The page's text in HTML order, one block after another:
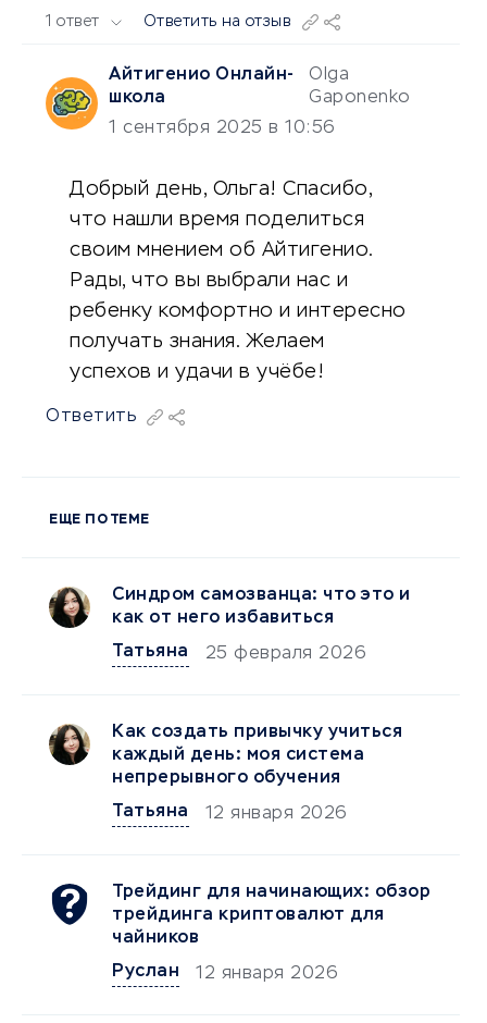
1 ответ Ответить на отзыв
Айтигенио Онлайн-
школа
Olga
Gaponenko
1 сентября 2025 в 10:56
Добрый день, Ольга! Спасибо,
что нашли время поделиться
своим мнением об Айтигенио.
Рады, что вы выбрали нас и
ребенку комфортно и интересно
получать знания. Желаем
успехов и удачи в учёбе!
Ответить
ЕЩЕ ПО ТЕМЕ
Синдром самозванца: что это и
как от него избавиться
Татьяна
25 февраля 2026
Как создать привычку учиться
каждый день: моя система
непрерывного обучения
Татьяна
12 января 2026
Трейдинг для начинающих: обзор
трейдинга криптовалют для
чайников
Руслан
12 января 2026